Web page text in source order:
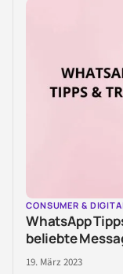
CONSUMER &
WhatsApp
beliebte
19. März 2023